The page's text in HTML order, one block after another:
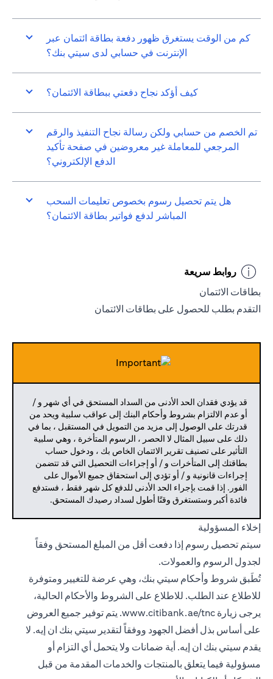
كم من الوقت يستغرق ظهور دفعة بطاقة ائتمان عبر
الإنترنت في حسابي لدى سيتي بنك؟
كيف أؤكد نجاح دفعتي ببطاقة الائتمان؟
تم الخصم من حسابي ولكن رسالة نجاح التنفيذ والرقم
المرجعي للمعاملة غير معروضين في صفحة تأكيد
الدفع الإلكتروني؟
هل يتم تحصيل رسوم بخصوص تعليمات السحب
المباشر لدفع فواتير بطاقة الائتمان؟
روابط سريعة
بطاقات الائتمان
التقدم بطلب للحصول على بطاقات الائتمان
قد يؤدي فقدان الحد الأدنى من السداد المستحق في أي شهر و /
أو عدم الالتزام بشروط وأحكام البنك إلى عواقب سلبية ويحد من
قدرتك على الوصول إلى مزيد من التمويل في المستقبل ، بما في
ذلك على سبيل المثال لا الحصر ، الرسوم المتأخرة ، وهي سلبية
التأثير على تصنيف تقرير الائتمان الخاص بك ، ودخول حساب
بطاقتك إلى المتأخرات و / أو إجراءات التحصيل التي قد تتضمن
إجراءات قانونية و / أو تؤدي إلى استحقاق جميع الأموال على
الفور. إذا قمت بإجراء الحد الأدنى للدفع كل شهر فقط ، فستدفع
فائدة أكبر وستستغرق وقتًا أطول لسداد رصيدك المستحق.
إخلاء المسؤولية
سيتم تحصيل رسوم إذا دفعت أقل من المبلغ المستحق وفقاً
لجدول الرسوم والعمولات.
تُطَبق شروط وأحكام سيتي بنك، وهي عرضة للتغيير ومتوفرة
للاطلاع عند الطلب. للاطلاع على الشروط والأحكام الحالية،
يرجى زيارة www.citibank.ae/tnc. يتم توفير جميع العروض
على أساس بذل أفضل الجهود ووفقاً لتقدير سيتي بنك ان إيه. لا
يقدم سيتي بنك ان إيه. أية ضمانات ولا يتحمل أي التزام أو
مسؤولية فيما يتعلق بالمنتجات والخدمات المقدمة من قبل